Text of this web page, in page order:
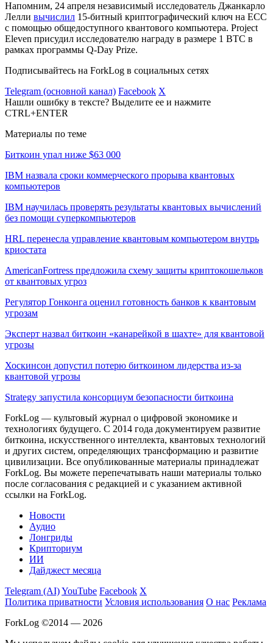
Напомним, 24 апреля независимый исследователь Джанкарло
Лелли вычислил 15-битный криптографический ключ на ECC
с помощью общедоступного квантового компьютера. Project
Eleven присудил исследователю награду в размере 1 BTC в
рамках программы Q-Day Prize.
Подписывайтесь на ForkLog в социальных сетях
Telegram (основной канал) Facebook X
Нашли ошибку в тексте? Выделите ее и нажмите
CTRL+ENTER
Материалы по теме
Биткоин упал ниже $63 000
IBM назвала сроки коммерческого прорыва квантовых
компьютеров
IBM научилась проверять результаты квантовых вычислений
без помощи суперкомпьютеров
HRL перенесла управление квантовым компьютером внутрь
криостата
AmericanFortress предложила схему защиты криптокошельков
от квантовых угроз
Регулятор Гонконга оценил готовность банков к квантовым
угрозам
Эксперт назвал биткоин «канарейкой в шахте» для квантовой
угрозы
Хоскинсон допустил потерю биткоином лидерства из-за
квантовой угрозы
Strategy запустила консорциум безопасности биткоина
ForkLog — культовый журнал о цифровой экономике и
технологиях будущего. С 2014 года документируем развитие
биткоина, искусственного интеллекта, квантовых технологий
и других систем, определяющих трансформацию и развитие
цивилизации. Все опубликованные материалы принадлежат
ForkLog. Вы можете перепечатывать наши материалы только
после согласования с редакцией и с указанием активной
ссылки на ForkLog.
Новости
Аудио
Лонгриды
Крипториум
ИИ
Дайджест месяца
Telegram (AI)YouTube Facebook X
Политика приватности Условия использования О нас Реклама
ForkLog ©2014 — 2026